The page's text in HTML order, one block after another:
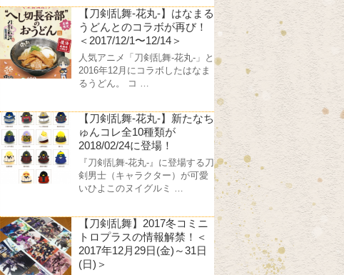
【刀剣乱舞-花丸-】はなまる
うどんとのコラボが再び！
＜2017/12/1〜12/14＞
人気アニメ「刀剣乱舞-花丸-」と
2016年12月にコラボしたはなま
るうどん。 コ …
【刀剣乱舞-花丸-】新たなち
ゅんコレ全10種類が
2018/02/24に登場！
『刀剣乱舞-花丸-』に登場する刀
剣男士（キャラクター）が可愛
いひよこのヌイグルミ …
【刀剣乱舞】2017冬コミニ
トロプラスの情報解禁！＜
2017年12月29日(金)～31日
(日)＞